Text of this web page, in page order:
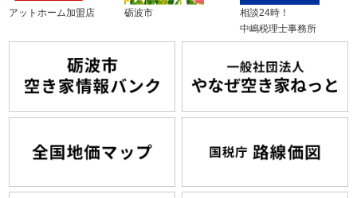
アットホーム加盟店 砺波市
相談24時！
中嶋税理士事務所